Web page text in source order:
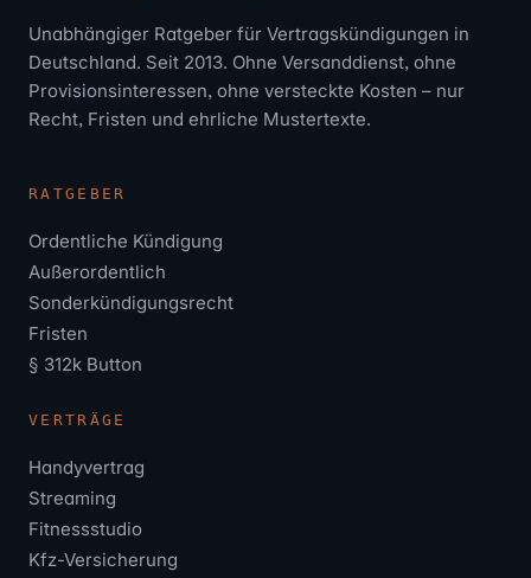
Unabhängiger Ratgeber für Vertragskündigungen in
Deutschland. Seit 2013. Ohne Versanddienst, ohne
Provisionsinteressen, ohne versteckte Kosten – nur
Recht, Fristen und ehrliche Mustertexte.
RATGEBER
Ordentliche Kündigung
Außerordentlich
Sonderkündigungsrecht
Fristen
§ 312k Button
VERTRÄGE
Handyvertrag
Streaming
Fitnessstudio
Kfz-Versicherung